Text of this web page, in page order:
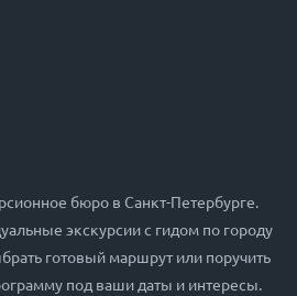
бюро в Санкт-Петербурге.
экскурсии с гидом по городу
готовый маршрут или поручить
под ваши даты и интересы.